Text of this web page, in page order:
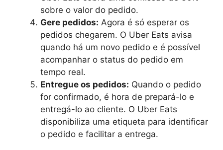
sobre o valor do pedido.
Gere pedidos: Agora é só esperar os
pedidos chegarem. O Uber Eats avisa
quando há um novo pedido e é possível
acompanhar o status do pedido em
tempo real.
Entregue os pedidos: Quando o pedido
for confirmado, é hora de prepará-lo e
entregá-lo ao cliente. O Uber Eats
disponibiliza uma etiqueta para identificar
o pedido e facilitar a entrega.